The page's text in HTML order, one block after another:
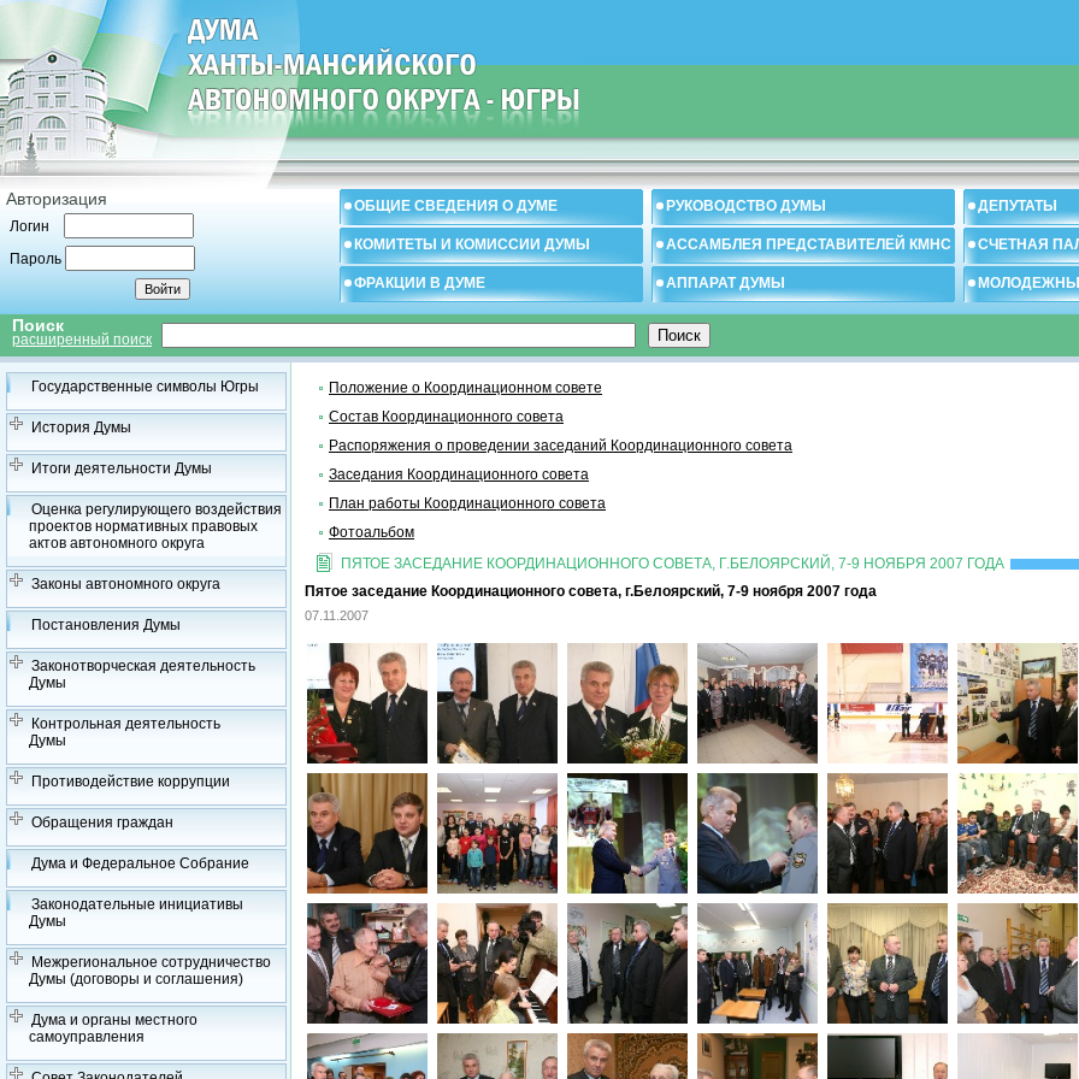
Авторизация
Логин
Пароль
ОБЩИЕ СВЕДЕНИЯ О ДУМЕ РУКОВОДСТВО ДУМЫ ДЕПУТАТЫ
КОМИТЕТЫ И КОМИССИИ ДУМЫ АССАМБЛЕЯ ПРЕДСТАВИТЕЛЕЙ КМНС СЧЕТНАЯ
ФРАКЦИИ В ДУМЕ АППАРАТ ДУМЫ
Поиск
расширенный поиск
Государственные символы Югры
История Думы
Итоги деятельности Думы
Оценка регулирующего воздействия
проектов нормативных правовых
актов автономного округа
Законы автономного округа
Постановления Думы
Законотворческая деятельность
Думы
Контрольная деятельность
Думы
Противодействие коррупции
Обращения граждан
Дума и Федеральное Собрание
Законодательные инициативы
Думы
Межрегиональное сотрудничество
Думы (договоры и соглашения)
Дума и органы местного
самоуправления
Положение о Координационном совете
Состав Координационного совета
Распоряжения о проведении заседаний Координационного совета
Заседания Координационного cовета
План работы Координационного совета
Фотоальбом
ПЯТОЕ ЗАСЕДАНИЕ КООРДИНАЦИОННОГО СОВЕТА, Г.БЕЛОЯРСКИЙ, 7-9 НОЯБРЯ 2007 ГОДА
Пятое заседание Координационного совета, г.Белоярский, 7-9 ноября 2007 года
07.11.2007